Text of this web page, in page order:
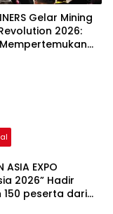
Gelar Mining
2026:
ASIA EXPO
2026” Hadir
150 peserta dari